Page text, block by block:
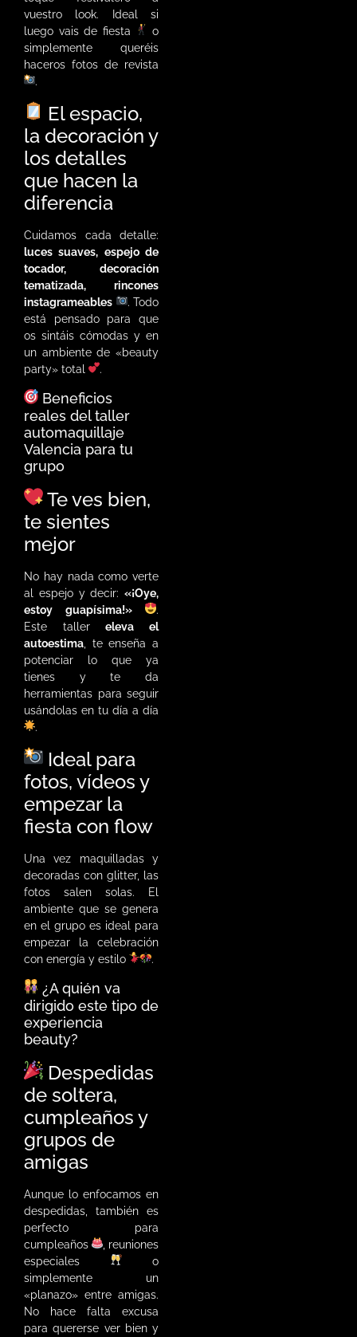
vuestro look. Ideal si
luego vais de fiesta
o
simplemente queréis
haceros fotos de revista
.
El espacio,
la decoración y
los detalles
que hacen la
diferencia
Cuidamos cada detalle:
luces suaves, espejo de
tocador, decoración
tematizada, rincones
instagrameables
. Todo
está pensado para que
os sintáis cómodas y en
un ambiente de «beauty
party» total
.
Beneficios
reales del taller
automaquillaje
Valencia para tu
grupo
Te ves bien,
te sientes
mejor
No hay nada como verte
al espejo y decir:«¡Oye,
estoy guapísima!»
.
Este tallereleva el
autoestima , te enseña a
potenciar lo que ya
tienes y te da
herramientas para seguir
usándolas en tu día a día
.
Ideal para
fotos, vídeos y
empezar la
fiesta con flow
Una vez maquilladas y
decoradas con glitter, las
fotos salen solas. El
ambiente que se genera
en el grupo es ideal para
empezar la celebración
con energía y estilo
.
¿A quién va
dirigido este tipo de
experiencia
beauty?
Despedidas
de soltera,
cumpleaños y
grupos de
amigas
Aunque lo enfocamos en
despedidas, también es
perfecto para
cumpleaños
, reuniones
especiales
o
simplemente un
«planazo» entre amigas.
No hace falta excusa
para quererse ver bien y